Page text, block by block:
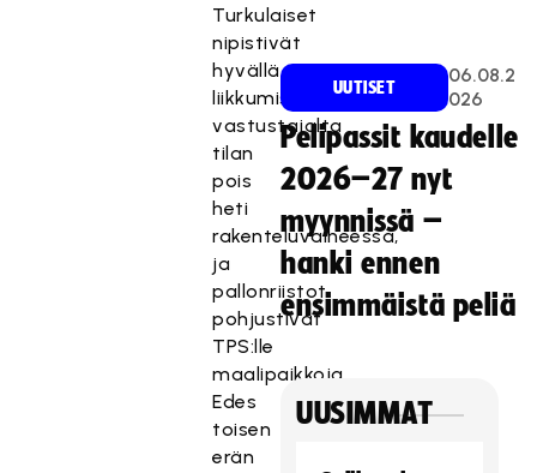
Turkulaiset
nipistivät
hyvällä
liikkumisellaan
vastustajalta
tilan
pois
heti
rakenteluvaiheessa,
ja
pallonriistot
pohjustivat
TPS:lle
maalipaikkoja.
Edes
toisen
erän
UUTISET
06.08.2
026
Pelipassit kaudelle
2026–27 nyt
myynnissä –
hanki ennen
ensimmäistä peliä
UUSIMMAT